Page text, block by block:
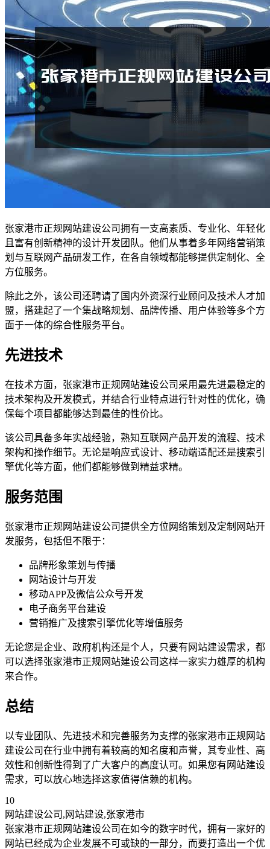
张家港市正规网站建设公司拥有一支高素质、专业化、年轻化
且富有创新精神的设计开发团队。他们从事着多年网络营销策
划与互联网产品研发工作，在各自领域都能够提供定制化、全
方位服务。
除此之外，该公司还聘请了国内外资深行业顾问及技术人才加
盟，搭建起了一个集战略规划、品牌传播、用户体验等多个方
面于一体的综合性服务平台。
先进技术
在技术方面，张家港市正规网站建设公司采用最先进最稳定的
技术架构及开发模式，并结合行业特点进行针对性的优化，确
保每个项目都能够达到最佳的性价比。
该公司具备多年实战经验，熟知互联网产品开发的流程、技术
架构和操作细节。无论是响应式设计、移动端适配还是搜索引
擎优化等方面，他们都能够做到精益求精。
服务范围
张家港市正规网站建设公司提供全方位网络策划及定制网站开
发服务，包括但不限于：
品牌形象策划与传播
网站设计与开发
移动APP及微信公众号开发
电子商务平台建设
营销推广及搜索引擎优化等增值服务
无论您是企业、政府机构还是个人，只要有网站建设需求，都
可以选择张家港市正规网站建设公司这样一家实力雄厚的机构
来合作。
总结
以专业团队、先进技术和完善服务为支撑的张家港市正规网站
建设公司在行业中拥有着较高的知名度和声誉，其专业性、高
效性和创新性得到了广大客户的高度认可。如果您有网站建设
需求，可以放心地选择这家值得信赖的机构。
10
网站建设公司,网站建设,张家港市
张家港市正规网站建设公司在如今的数字时代，拥有一家好的
网站已经成为企业发展不可或缺的一部分，而要打造出一个优